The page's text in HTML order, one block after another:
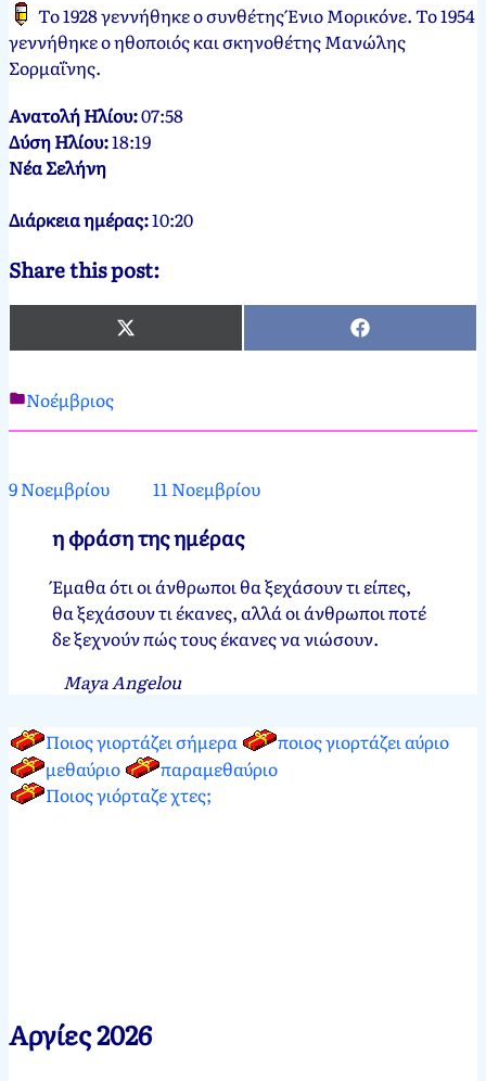
Το 1928 γεννήθηκε ο συνθέτης Ένιο Μορικόνε. Το 1954
γεννήθηκε ο ηθοποιός και σκηνοθέτης Μανώλης
Σορμαΐνης.
Ανατολή Ηλίου:07:58
Δύση Ηλίου:18:19
Νέα Σελήνη
Διάρκεια ημέρας:10:20
Share this post:
X
(Twitter)
Facebook
Νεκτάριος
10
2012
Νοεμβρίου,
Νοέμβριος
9 Νοεμβρίου 11 Νοεμβρίου
η φράση της ημέρας
Έμαθα ότι οι άνθρωποι θα ξεχάσουν τι είπες,
θα ξεχάσουν τι έκανες, αλλά οι άνθρωποι ποτέ
δε ξεχνούν πώς τους έκανες να νιώσουν.
Maya Angelou
Ποιος γιορτάζει σήμερα
ποιος γιορτάζει αύριο
μεθαύριο
παραμεθαύριο
Ποιος γιόρταζε χτες;
Αργίες 2026